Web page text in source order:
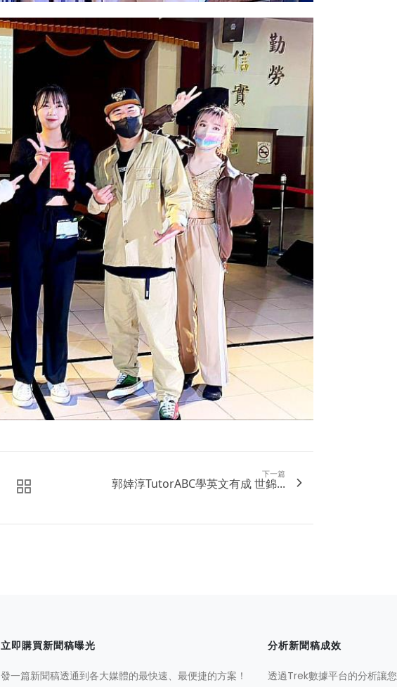
下一篇
郭婞淳TutorABC學英文有成 世錦...
立即購買新聞稿曝光
發一篇新聞稿透通到各大媒體的最快速、最便捷的方案！
分析新聞稿成效
透過Trek數據平台的分析讓